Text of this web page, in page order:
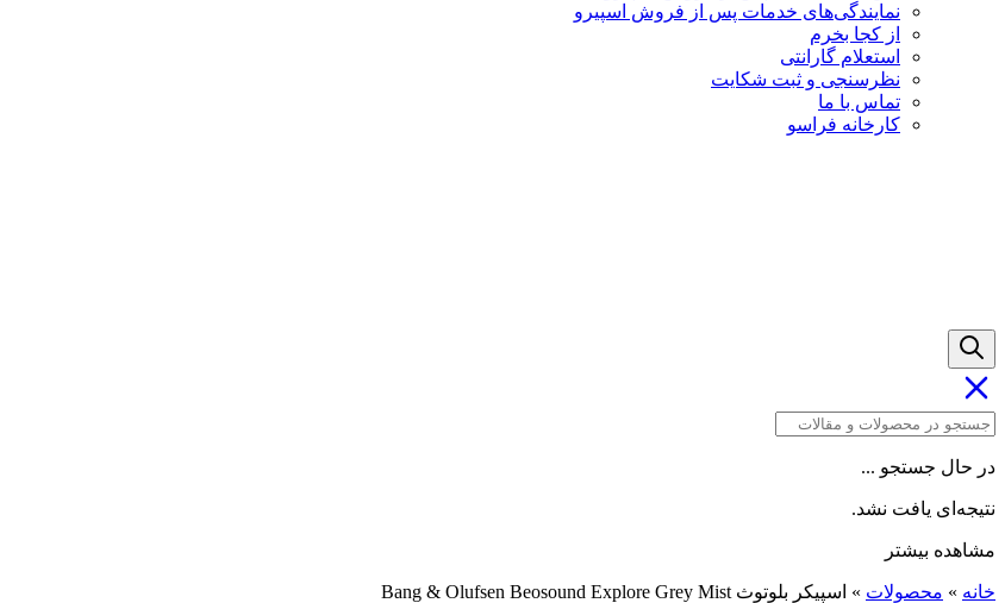
نمایندگی‌های خدمات پس از فروش اسپیرو
از کجا بخرم
استعلام گارانتی
نظرسنجی و ثبت شکایت
تماس با ما
کارخانه فراسو
در حال جستجو ...
نتیجه‌ای یافت نشد.
مشاهده بیشتر
خانه » محصولات » اسپیکر بلوتوث Bang & Olufsen Beosound Explore Grey Mist